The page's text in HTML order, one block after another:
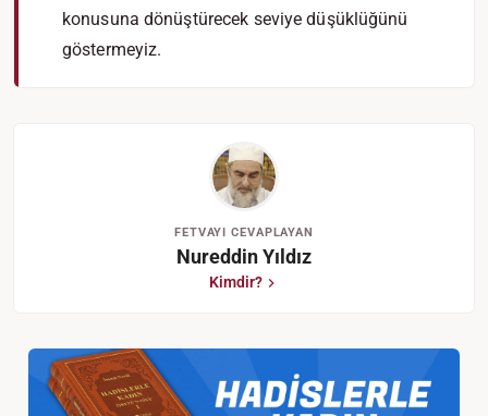
konusuna dönüştürecek seviye düşüklüğünü
göstermeyiz.
FETVAYI CEVAPLAYAN
Nureddin Yıldız
Kimdir?